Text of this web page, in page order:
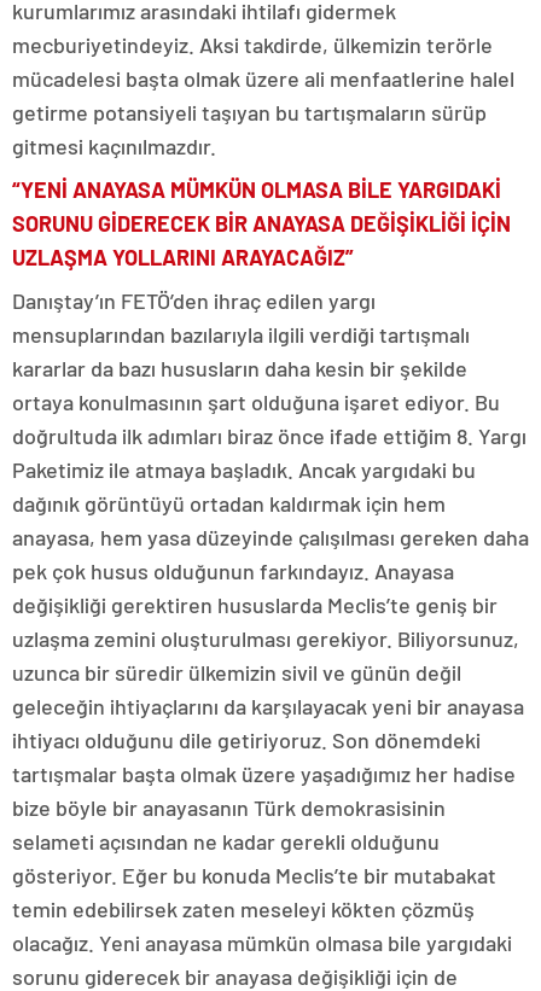
kurumlarımız arasındaki ihtilafı gidermek
mecburiyetindeyiz. Aksi takdirde, ülkemizin terörle
mücadelesi başta olmak üzere ali menfaatlerine halel
getirme potansiyeli taşıyan bu tartışmaların sürüp
gitmesi kaçınılmazdır.
“YENİ ANAYASA MÜMKÜN OLMASA BİLE YARGIDAKİ
SORUNU GİDERECEK BİR ANAYASA DEĞİŞİKLİĞİ İÇİN
UZLAŞMA YOLLARINI ARAYACAĞIZ”
Danıştay’ın FETÖ’den ihraç edilen yargı
mensuplarından bazılarıyla ilgili verdiği tartışmalı
kararlar da bazı hususların daha kesin bir şekilde
ortaya konulmasının şart olduğuna işaret ediyor. Bu
doğrultuda ilk adımları biraz önce ifade ettiğim 8. Yargı
Paketimiz ile atmaya başladık. Ancak yargıdaki bu
dağınık görüntüyü ortadan kaldırmak için hem
anayasa, hem yasa düzeyinde çalışılması gereken daha
pek çok husus olduğunun farkındayız. Anayasa
değişikliği gerektiren hususlarda Meclis’te geniş bir
uzlaşma zemini oluşturulması gerekiyor. Biliyorsunuz,
uzunca bir süredir ülkemizin sivil ve günün değil
geleceğin ihtiyaçlarını da karşılayacak yeni bir anayasa
ihtiyacı olduğunu dile getiriyoruz. Son dönemdeki
tartışmalar başta olmak üzere yaşadığımız her hadise
bize böyle bir anayasanın Türk demokrasisinin
selameti açısından ne kadar gerekli olduğunu
gösteriyor. Eğer bu konuda Meclis’te bir mutabakat
temin edebilirsek zaten meseleyi kökten çözmüş
olacağız. Yeni anayasa mümkün olmasa bile yargıdaki
sorunu giderecek bir anayasa değişikliği için de